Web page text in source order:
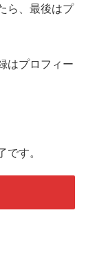
ら、最後はプ
はプロフィー
です。